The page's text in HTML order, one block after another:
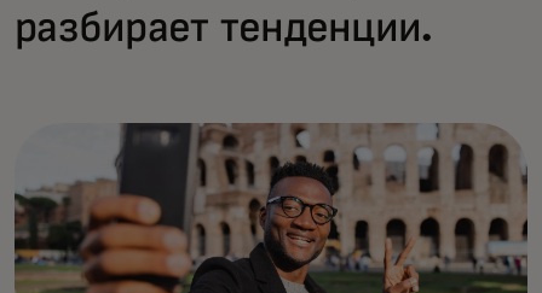
разбирает тенденции.